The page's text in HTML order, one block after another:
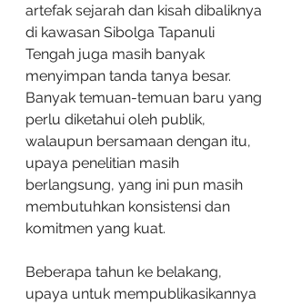
artefak sejarah dan kisah dibaliknya
di kawasan Sibolga Tapanuli
Tengah juga masih banyak
menyimpan tanda tanya besar.
Banyak temuan-temuan baru yang
perlu diketahui oleh publik,
walaupun bersamaan dengan itu,
upaya penelitian masih
berlangsung, yang ini pun masih
membutuhkan konsistensi dan
komitmen yang kuat.
Beberapa tahun ke belakang,
upaya untuk mempublikasikannya